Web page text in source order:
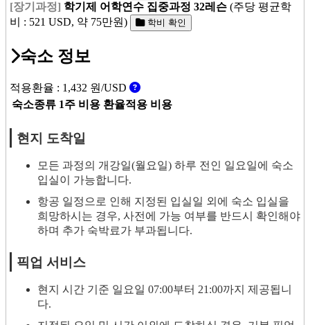
[장기과정] 학기제 어학연수 집중과정 32레슨 (주당 평균학
비 : 521 USD, 약 75만원)
학비 확인
숙소 정보
적용환율 : 1,432 원/USD
숙소종류 1주 비용 환율적용 비용
현지 도착일
모든 과정의 개강일(월요일) 하루 전인 일요일에 숙소
입실이 가능합니다.
항공 일정으로 인해 지정된 입실일 외에 숙소 입실을
희망하시는 경우, 사전에 가능 여부를 반드시 확인해야
하며 추가 숙박료가 부과됩니다.
픽업 서비스
현지 시간 기준 일요일 07:00부터 21:00까지 제공됩니
다.